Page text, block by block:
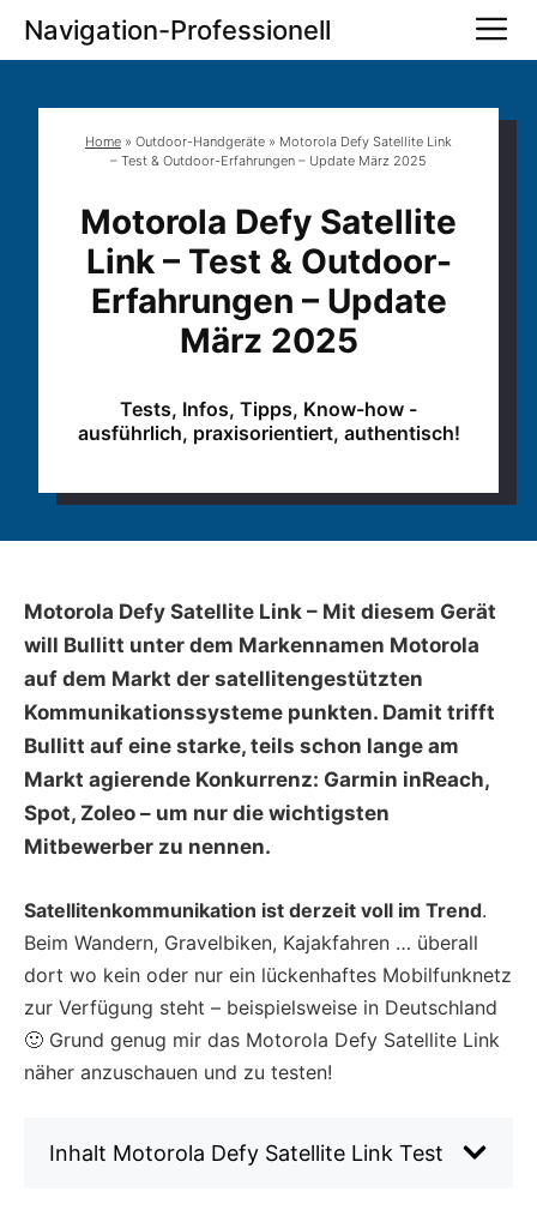
Zum
Inhalt
Navigation-Professionell
Home » Outdoor-Handgeräte » Motorola Defy Satellite Link
– Test & Outdoor-Erfahrungen – Update März 2025
Motorola Defy Satellite
Link – Test & Outdoor-
Erfahrungen – Update
März 2025
Tests, Infos, Tipps, Know-how -
ausführlich, praxisorientiert, authentisch!
Motorola Defy Satellite Link – Mit diesem Gerät
will Bullitt unter dem Markennamen Motorola
auf dem Markt der satellitengestützten
Kommunikationssysteme punkten. Damit trifft
Bullitt auf eine starke, teils schon lange am
Markt agierende Konkurrenz: Garmin inReach,
Spot, Zoleo – um nur die wichtigsten
Mitbewerber zu nennen.
Satellitenkommunikation ist derzeit voll im Trend.
Beim Wandern, Gravelbiken, Kajakfahren … überall
dort wo kein oder nur ein lückenhaftes Mobilfunknetz
zur Verfügung steht – beispielsweise in Deutschland
🙂 Grund genug mir das Motorola Defy Satellite Link
näher anzuschauen und zu testen!
Inhalt Motorola Defy Satellite Link Test